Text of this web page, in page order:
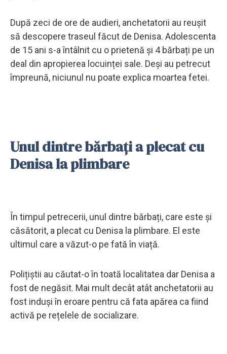
După zeci de ore de audieri, anchetatorii au reușit
să descopere traseul făcut de Denisa. Adolescenta
de 15 ani s-a întâlnit cu o prietenă și 4 bărbați pe un
deal din apropierea locuinței sale. Deși au petrecut
împreună, niciunul nu poate explica moartea fetei.
Unul dintre bărbați a plecat cu
Denisa la plimbare
În timpul petrecerii, unul dintre bărbați, care este și
căsătorit, a plecat cu Denisa la plimbare. El este
ultimul care a văzut-o pe fată în viață.
Polițiștii au căutat-o în toată localitatea dar Denisa a
fost de negăsit. Mai mult decât atât anchetatorii au
fost induși în eroare pentru că fata apărea ca fiind
activă pe rețelele de socializare.